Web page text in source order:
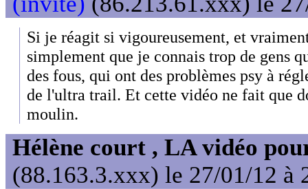
Si je réagit si vigoureusement, et
simplement que je connais trop de gens
des fous, qui ont des problèmes psy à
de l'ultra trail. Et cette vidéo ne fait que
moulin.
Hélène court , LA vidéo
(88.163.3.xxx) le 27/01/12 à